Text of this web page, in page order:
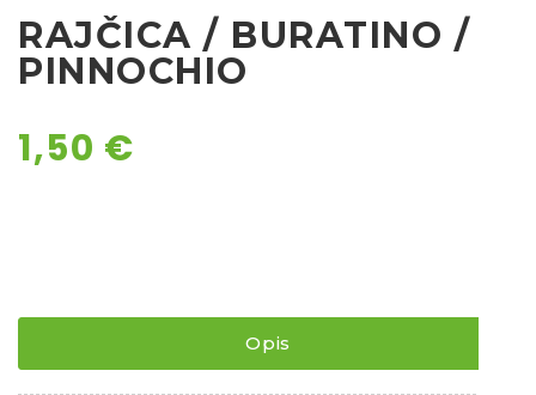
RAJČICA / BURATINO /
PINNOCHIO
1,50 €
Opis